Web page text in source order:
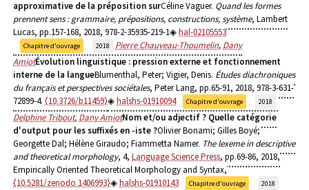
approximative de la préposition surCéline Vaguer. Quand les formes
prennent sens : grammaire, prépositions, constructions, système, Lambert
Lucas, pp.157-168, 2018, 978-2-35935-219-1
hal-02105553
Chapitre d'ouvrage 2018 Pierre Chauveau-Thoumelin, Dany
AmiotÉvolution linguistique : pression externe et fonctionnement
interne de la langueBlumenthal, Peter; Vigier, Denis. Études diachroniques
du français et perspectives sociétales, Peter Lang, pp.65-91, 2018, 978-3-631-
72899-4. ⟨10.3726/b11459⟩ halshs-01910094 Chapitre d'ouvrage 2018
Delphine Tribout, Dany AmiotNom et/ou adjectif ? Quelle catégorie
d'output pour les suffixés en -iste ?Olivier Bonami; Gilles Boyé;
Georgette Dal; Hélène Giraudo; Fiammetta Namer. The lexeme in descriptive
and theoretical morphology, 4, Language Science Press, pp.69-86, 2018,
Empirically Oriented Theoretical Morphology and Syntax,
⟨10.5281/zenodo.1406993⟩
halshs-01910143 Chapitre d'ouvrage 2018